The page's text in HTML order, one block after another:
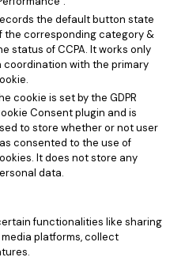
the default button state
the corresponding category &
status of CCPA. It works only
coordination with the primary
cookie is set by the GDPR
Consent plugin and is
to store whether or not user
consented to the use of
It does not store any
data.
functionalities like sharing
platforms, collect